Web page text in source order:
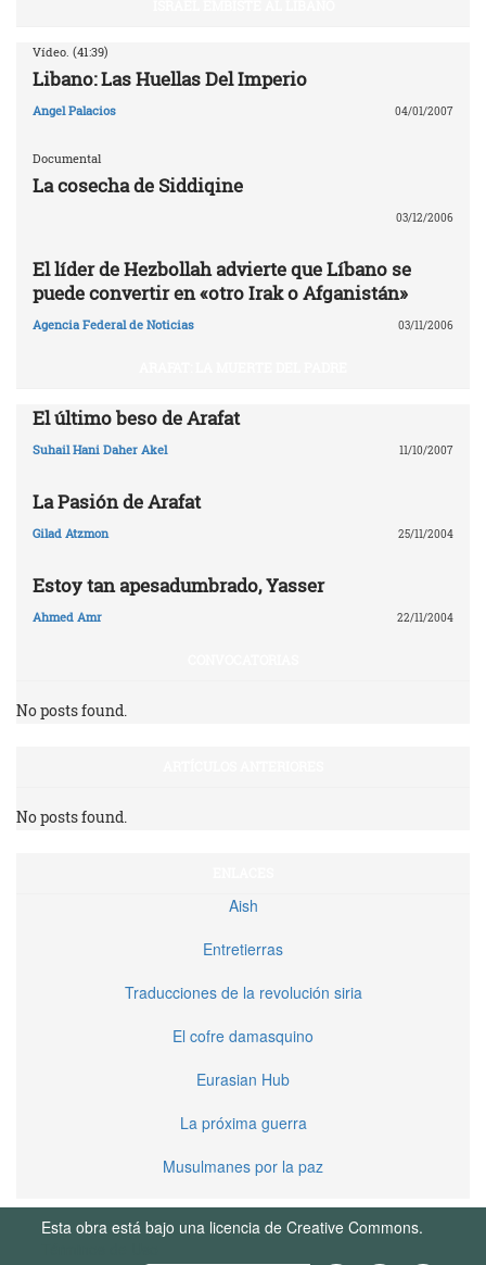
Vídeo. (41:39)
Libano: Las Huellas Del Imperio
Angel Palacios 04/01/2007
Documental
La cosecha de Siddiqine
03/12/2006
El líder de Hezbollah advierte que Líbano se
puede convertir en «otro Irak o Afganistán»
Agencia Federal de Noticias 03/11/2006
El último beso de Arafat
Suhail Hani Daher Akel 11/10/2007
La Pasión de Arafat
Gilad Atzmon 25/11/2004
Estoy tan apesadumbrado, Yasser
Ahmed Amr 22/11/2004
No posts found.
No posts found.
Aish
Entretierras
Traducciones de la revolución siria
El cofre damasquino
Eurasian Hub
La próxima guerra
Musulmanes por la paz
Esta obra está bajo una licencia de Creative Commons.